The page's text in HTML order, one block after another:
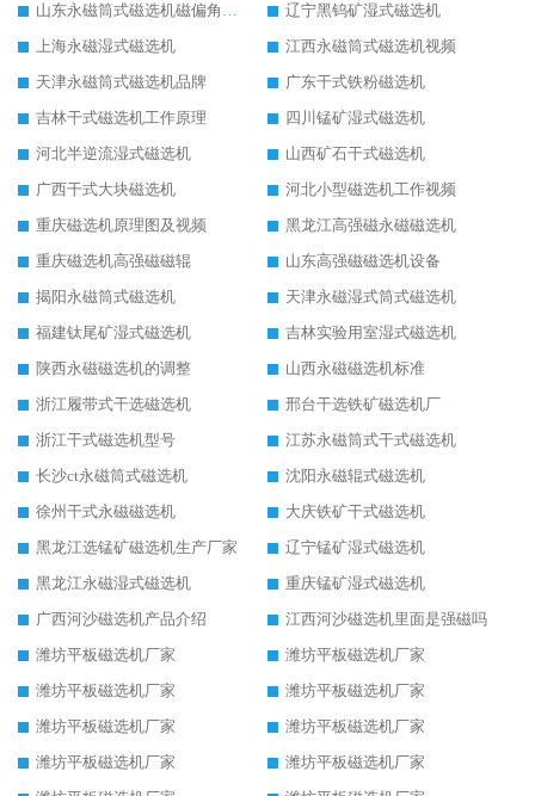
山东永磁筒式磁选机磁偏角怎么调整
辽宁黑钨矿湿式磁选机
上海永磁湿式磁选机
江西永磁筒式磁选机视频
天津永磁筒式磁选机品牌
广东干式铁粉磁选机
吉林干式磁选机工作原理
四川锰矿湿式磁选机
河北半逆流湿式磁选机
山西矿石干式磁选机
广西干式大块磁选机
河北小型磁选机工作视频
重庆磁选机原理图及视频
黑龙江高强磁永磁磁选机
重庆磁选机高强磁磁辊
山东高强磁磁选机设备
揭阳永磁筒式磁选机
天津永磁湿式筒式磁选机
福建钛尾矿湿式磁选机
吉林实验用室湿式磁选机
陕西永磁磁选机的调整
山西永磁磁选机标准
浙江履带式干选磁选机
邢台干选铁矿磁选机厂
浙江干式磁选机型号
江苏永磁筒式干式磁选机
长沙ct永磁筒式磁选机
沈阳永磁辊式磁选机
徐州干式永磁磁选机
大庆铁矿干式磁选机
黑龙江选锰矿磁选机生产厂家
辽宁锰矿湿式磁选机
黑龙江永磁湿式磁选机
重庆锰矿湿式磁选机
广西河沙磁选机产品介绍
江西河沙磁选机里面是强磁吗
潍坊平板磁选机厂家
潍坊平板磁选机厂家
潍坊平板磁选机厂家
潍坊平板磁选机厂家
潍坊平板磁选机厂家
潍坊平板磁选机厂家
潍坊平板磁选机厂家
潍坊平板磁选机厂家